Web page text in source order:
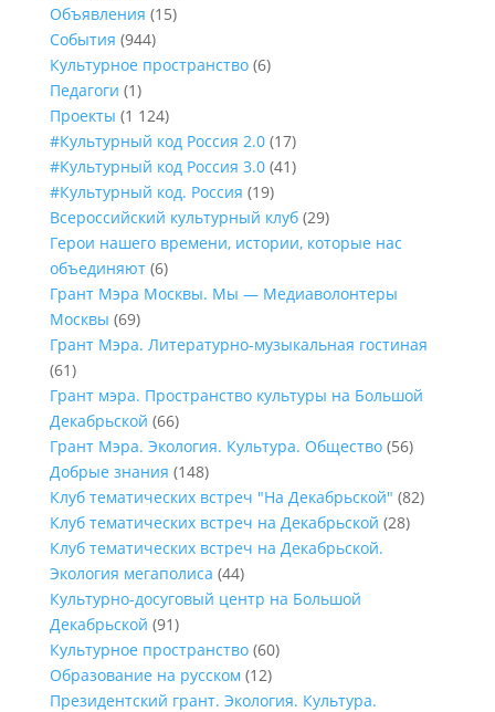
Объявления (15)
События (944)
Культурное пространство(6)
Педагоги (1)
Проекты (1 124)
#Культурный код Россия 2.0(17)
#Культурный код Россия 3.0(41)
#Культурный код. Россия (19)
Всероссийский культурный клуб(29)
Герои нашего времени, истории, которые нас
объединяют(6)
Грант Мэра Москвы. Мы — Медиаволонтеры
Москвы (69)
Грант Мэра. Литературно-музыкальная гостиная
(61)
Грант мэра. Пространство культуры на Большой
Декабрьской (66)
Грант Мэра. Экология. Культура. Общество(56)
Добрые знания (148)
Клуб тематических встреч "На Декабрьской" (82)
Клуб тематических встреч на Декабрьской (28)
Клуб тематических встреч на Декабрьской.
Экология мегаполиса (44)
Культурно-досуговый центр на Большой
Декабрьской (91)
Культурное пространство(60)
Образование на русском (12)
Президентский грант. Экология. Культура.